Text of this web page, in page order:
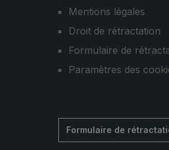
Mentions légales
Droit de rétractation
Formulaire de
Paramètres des
Formulaire de